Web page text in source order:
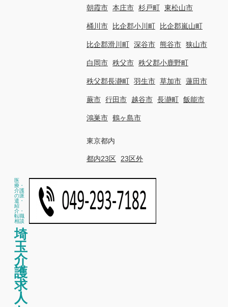
朝霞市 本庄市 杉戸町 東松山市
桶川市 比企郡小川町 比企郡嵐山町
比企郡滑川町 深谷市 熊谷市 狭山市
白岡市 秩父市 秩父郡小鹿野町
秩父郡長瀞町 羽生市 草加市 蓮田市
蕨市 行田市 越谷市 長瀞町 飯能市
鴻巣市 鶴ヶ島市
東京都内
都内23区 23区外
医
療・
介護
の派
遣・
紹
介・
転職
相談
埼
玉
介
護
求
人